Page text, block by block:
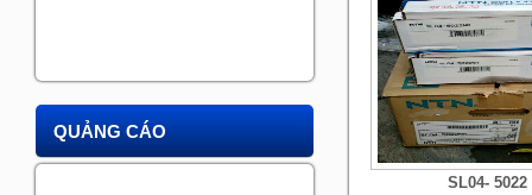
QUẢNG CÁO
SL04- 5022